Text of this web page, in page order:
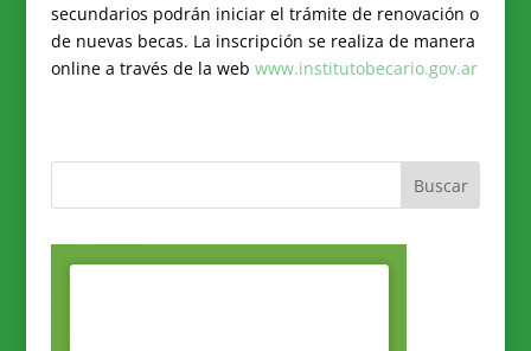
secundarios podrán iniciar el trámite de renovación o
de nuevas becas. La inscripción se realiza de manera
online a través de la web www.institutobecario.gov.ar